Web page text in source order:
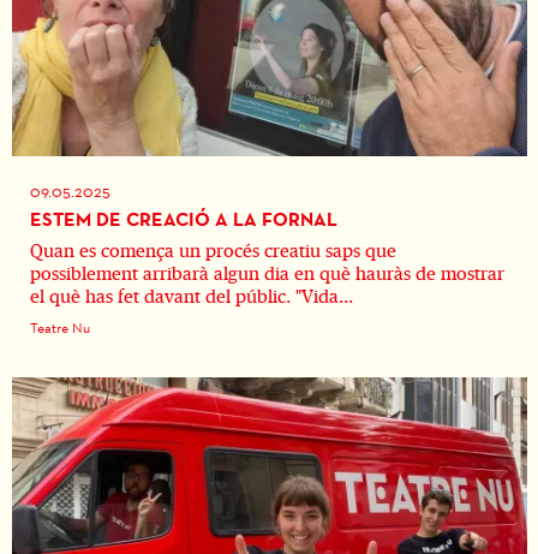
09.05.2025
ESTEM DE CREACIÓ A LA FORNAL
Quan es comença un procés creatiu saps que
possiblement arribarà algun dia en què hauràs de mostrar
el què has fet davant del públic. "Vida...
Teatre Nu